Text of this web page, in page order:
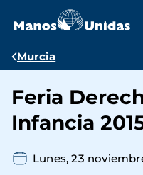
contenido
Ruta
navegación
Murcia
Feria
Infancia
Lunes, 23